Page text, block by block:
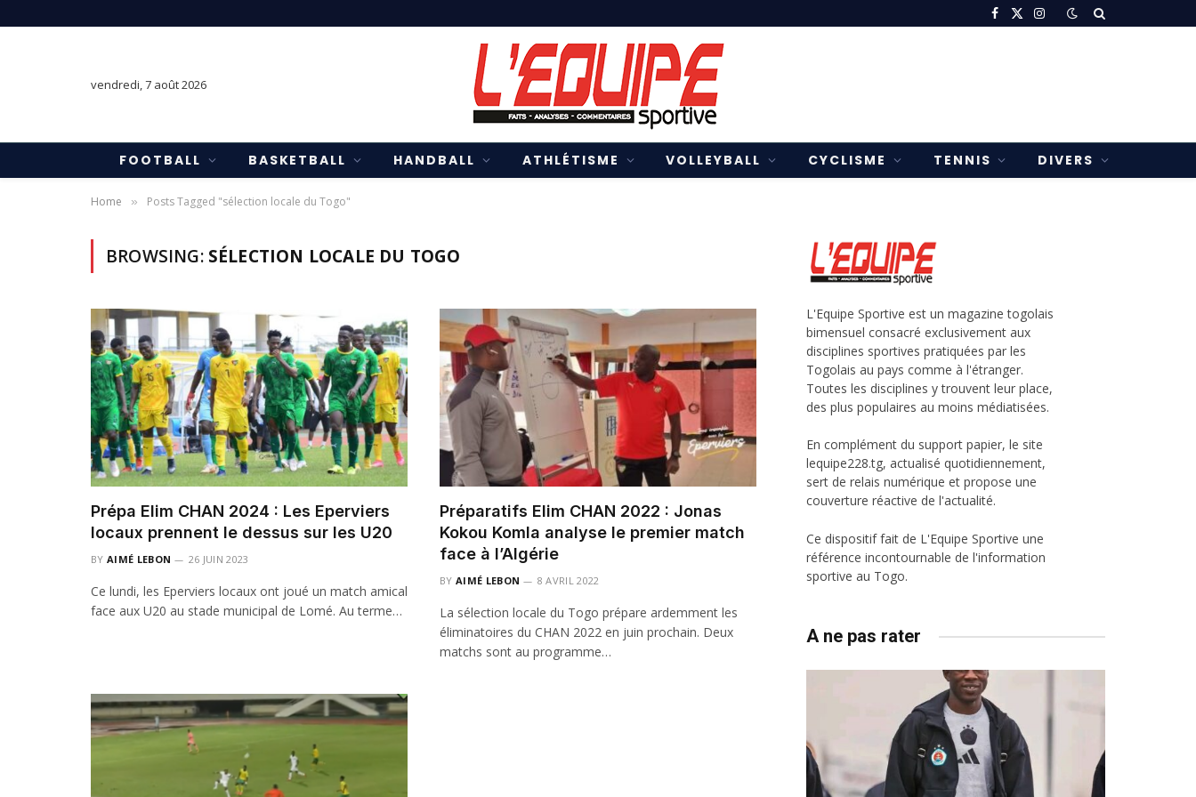
Facebook
X
Instagram
vendredi, 7 août 2026
FOOTBALL BASKETBALL HANDBALL ATHLÉTISME VOLLEYBALL CYCLISME TENNIS DIVERS
Home » Posts Tagged "sélection locale du Togo"
BROWSING: SÉLECTION LOCALE DU TOGO
Prépa Elim CHAN 2024 : Les Eperviers
locaux prennent le dessus sur les U20
BY AIMÉ LEBON 26 JUIN 2023
Ce lundi, les Eperviers locaux ont joué un match amical
face aux U20 au stade municipal de Lomé. Au terme…
Préparatifs Elim CHAN 2022 : Jonas
Kokou Komla analyse le premier match
face à l’Algérie
BY AIMÉ LEBON 8 AVRIL 2022
La sélection locale du Togo prépare ardemment les
éliminatoires du CHAN 2022 en juin prochain. Deux
matchs sont au programme…
L'Equipe Sportive est un magazine togolais
bimensuel consacré exclusivement aux
disciplines sportives pratiquées par les
Togolais au pays comme à l'étranger.
Toutes les disciplines y trouvent leur place,
des plus populaires au moins médiatisées.
En complément du support papier, le site
lequipe228.tg, actualisé quotidiennement,
sert de relais numérique et propose une
couverture réactive de l'actualité.
Ce dispositif fait de L'Equipe Sportive une
référence incontournable de l'information
sportive au Togo.
A ne pas rater